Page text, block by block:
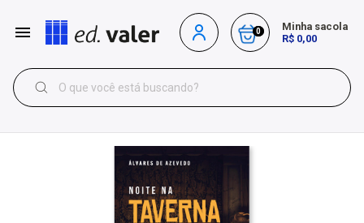
0
Minha sacola
R$ 0,00